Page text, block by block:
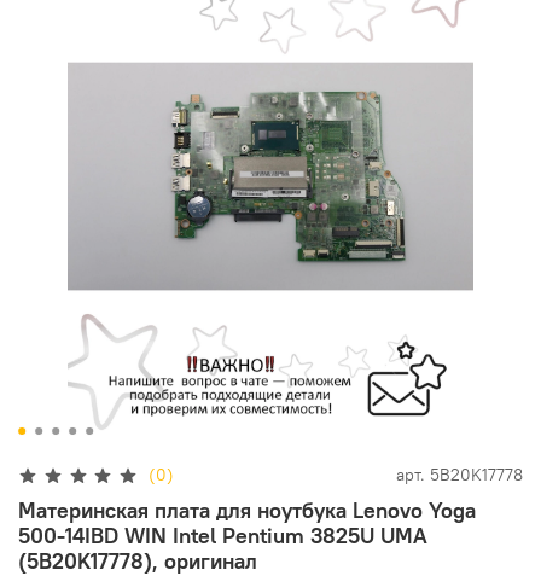
(0) арт. 5B20K17778
Материнская плата для ноутбука Lenovo Yoga
500-14IBD WIN Intel Pentium 3825U UMA
(5B20K17778), оригинал